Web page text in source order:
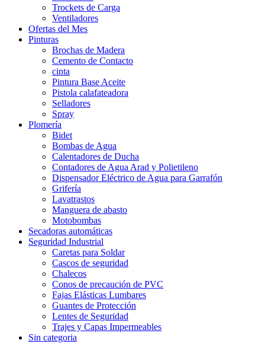
Trockets de Carga
Ventiladores
Ofertas del Mes
Pinturas
Brochas de Madera
Cemento de Contacto
cinta
Pintura Base Aceite
Pistola calafateadora
Selladores
Spray
Plomería
Bidet
Bombas de Agua
Calentadores de Ducha
Contadores de Agua Arad y Polietileno
Dispensador Eléctrico de Agua para Garrafón
Grifería
Lavatrastos
Manguera de abasto
Motobombas
Secadoras automáticas
Seguridad Industrial
Caretas para Soldar
Cascos de seguridad
Chalecos
Conos de precaución de PVC
Fajas Elásticas Lumbares
Guantes de Protección
Lentes de Seguridad
Trajes y Capas Impermeables
Sin categoria